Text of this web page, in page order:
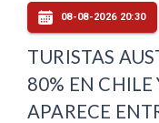
08-08-2026 20:30
TURISTAS
80% EN CHILE
APARECE